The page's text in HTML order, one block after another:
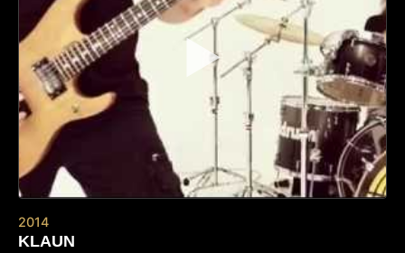
▶
2014
KLAUN